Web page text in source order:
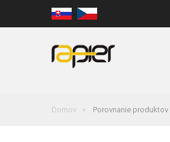
Domov Porovnanie produktov